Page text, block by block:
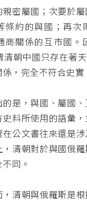
親密屬國；次要於
條約的與國；再次
商關係的互市國。
清朝中國只存在著
，完全不符合史實
的是，與國、屬國
史料所使用的語彙
在公文書往來還是
，清朝對於與國俄
同。
，清朝與俄羅斯是